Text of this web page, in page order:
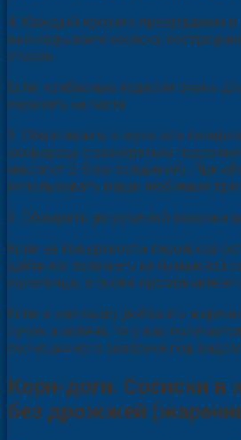
4. Каждый кусочек превращаем в
выкладываем сосиску
сторон.
Если колбасные изделия очень
порезать на части.
5. Обваливаем в муке или
сковороду с разогретым
масла от 2-5мм толщиной). При
использовать ваши любимые
6. Обжарить до румяной корочки
Если на поверхности пирожков
дайте им полежать на бумажной
полотенце, а также промокните
Если в картошку добавить
лучок и зелень, то у вас
полноценного завтрака под видом
Корн-доги. Сосиски в
без дрожжей